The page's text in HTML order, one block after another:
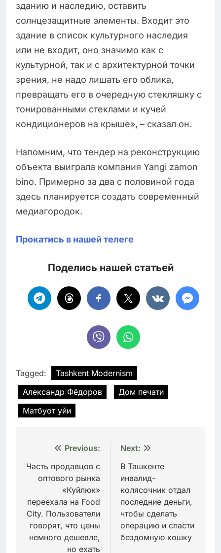
зданию и наследию, оставить
солнцезащитные элементы. Входит это
здание в список культурного наследия
или не входит, оно значимо как с
культурной, так и с архитектурной точки
зрения, не надо лишать его облика,
превращать его в очередную стекляшку с
тонированными стеклами и кучей
кондиционеров на крыше», – сказал он.
Напомним, что тендер на реконструкцию
объекта выиграла компания Yangi zamon
bino. Примерно за два с половиной года
здесь планируется создать современный
медиагородок.
Прокатись в нашей телеге
Поделись нашей статьей
Tagged:
Tashkent Modernism
Александр Фёдоров
Дом печати
Матбуот уйи
Навигация
по
записям
Previous:
Часть продавцов с
оптового рынка
«Куйлюк»
переехала на Food
City. Пользователи
говорят, что цены
немного дешевле,
но ехать
Next:
В Ташкенте
инвалид-
колясочник отдал
последние деньги,
чтобы сделать
операцию и спасти
бездомную кошку